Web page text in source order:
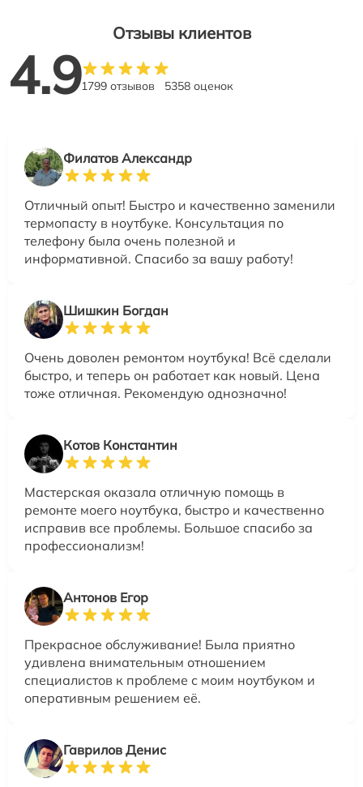
Отзывы клиентов
4.91799 отзывов 5358 оценок
Филатов Александр
Отличный опыт! Быстро и качественно заменили
термопасту в ноутбуке. Консультация по
телефону была очень полезной и
информативной. Спасибо за вашу работу!
Шишкин Богдан
Очень доволен ремонтом ноутбука! Всё сделали
быстро, и теперь он работает как новый. Цена
тоже отличная. Рекомендую однозначно!
Котов Константин
Мастерская оказала отличную помощь в
ремонте моего ноутбука, быстро и качественно
исправив все проблемы. Большое спасибо за
профессионализм!
Антонов Егор
Прекрасное обслуживание! Была приятно
удивлена внимательным отношением
специалистов к проблеме с моим ноутбуком и
оперативным решением её.
Гаврилов Денис